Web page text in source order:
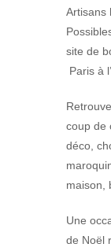
Artisans
site de
Paris à
coup de
déco,
maison,
Une
de Noël